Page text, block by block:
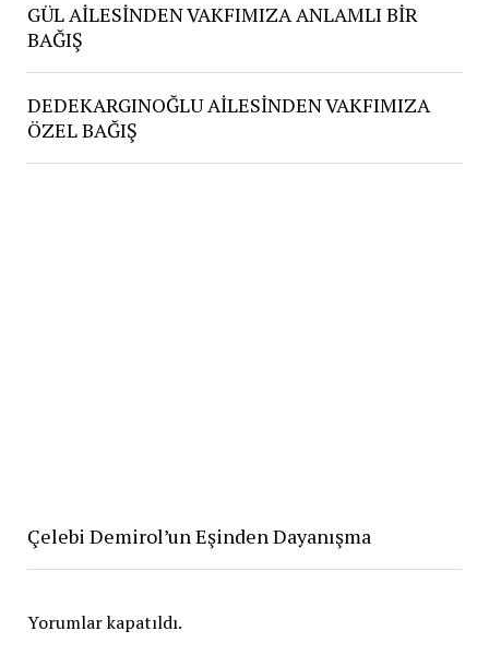
GÜL AİLESİNDEN VAKFIMIZA ANLAMLI BİR
BAĞIŞ
DEDEKARGINOĞLU AİLESİNDEN VAKFIMIZA
ÖZEL BAĞIŞ
Çelebi Demirol’un Eşinden Dayanışma
Yorumlar kapatıldı.